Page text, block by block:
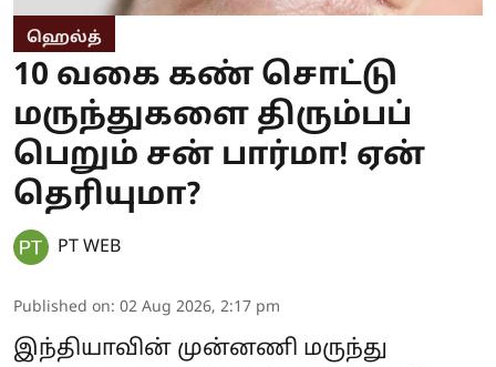
ஹெல்த்
10 வகை கண் சொட்டு
மருந்துகளை திரும்பப்
பெறும் சன் பார்மா! ஏன்
தெரியுமா?
PT WEB
Published on: 02 Aug 2026, 2:17 pm
இந்தியாவின் முன்னணி மருந்து